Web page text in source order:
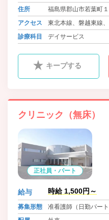
住所
福島県郡山市若葉町
アクセス
東北本線、磐越東線
分
診療科目 デイサービス
キープする
クリニック（無床）
正社員・パート
給与 時給 1,500円～
募集形態
准看護師（日勤パート